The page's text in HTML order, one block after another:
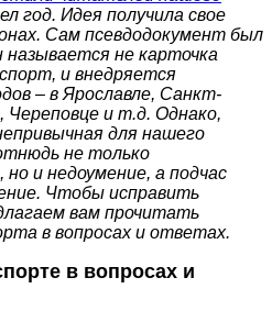
год. Идея получила свое
Сам псевдодокумент был
не карточка
и внедряется
– в Ярославле, Санкт-
Череповце и т.д. Однако,
для нашего
не только
и недоумение, а подчас
Чтобы исправить
вам прочитать
в вопросах и ответах.
в вопросах и